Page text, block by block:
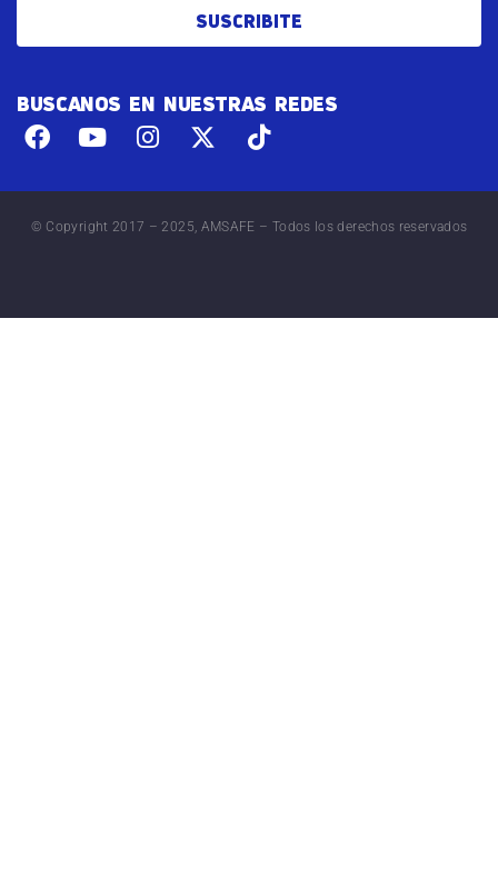
SUSCRIBITE
BUSCANOS EN NUESTRAS REDES
© Copyright 2017 – 2025, AMSAFE – Todos los derechos reservados